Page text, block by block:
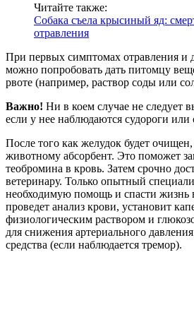
Читайте также:
Собака съела крысиный яд:
отравления
При первых симптомах отравления и
можно попробовать дать питомцу
рвоте (например, раствор соды или
Важно! Ни в коем случае не следует
если у нее наблюдаются судороги или
После того как желудок будет
животному абсорбент. Это поможет
теобромина в кровь. Затем срочно
ветеринару. Только опытный
необходимую помощь и спасти
проведет анализ крови, установит
физиологическим раствором и
для снижения артериального
средства (если наблюдается тремор).